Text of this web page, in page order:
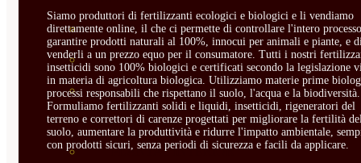
ÁCIDOS HÚMICOS
MATERIAS PRIMAS
PROTECCIÓN CULTIVOS Y
PLANTAS
PLANTAS INTERIOR
Siamo produttori di fertilizzanti ecologici e biologici e li vendiamo
direttamente online, il che ci permette di controllare l'intero
garantire prodotti naturali al 100%, innocui per animali e piante, e
venderli a un prezzo equo per il consumatore. Tutti i nostri
insetticidi sono 100% biologici e certificati secondo la legislazione
in materia di agricoltura biologica. Utilizziamo materie prime
processi responsabili che rispettano il suolo, l'acqua e la biodiversità.
Formuliamo fertilizzanti solidi e liquidi, insetticidi, rigeneratori del
terreno e correttori di carenze progettati per migliorare la fertilità
suolo, aumentare la produttività e ridurre l'impatto ambientale,
con prodotti sicuri, senza periodi di sicurezza e facili da applicare.